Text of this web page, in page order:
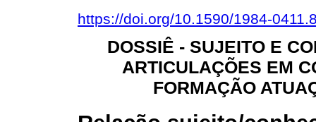
https://doi.org/10.1590/1984-
DOSSIÊ - SUJEITO E
ARTICULAÇÕES EM
FORMAÇÃO